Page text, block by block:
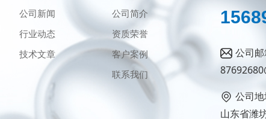
公司新闻
行业动态
技术文章
公司简介
资质荣誉
客户案例
联系我们
1568
公司邮
公司地
山东省潍